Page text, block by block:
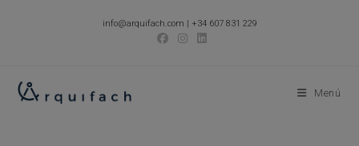
info@arquifach.com | +34 607 831 229
Menú